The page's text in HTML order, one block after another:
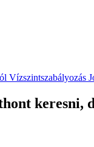
Vízszintszabályozás
keresni,